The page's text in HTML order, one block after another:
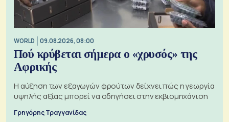
WORLD 09.08.2026, 08:00
Πού κρύβεται σήμερα ο «χρυσός» της
Αφρικής
Η αύξηση των εξαγωγών φρούτων δείχνει πώς η γεωργία
υψηλής αξίας μπορεί να οδηγήσει στην εκβιομηχάνιση
Γρηγόρης Τραγγανίδας